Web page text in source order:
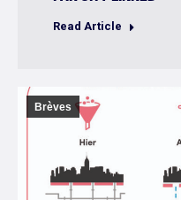
Read Article
Brèves